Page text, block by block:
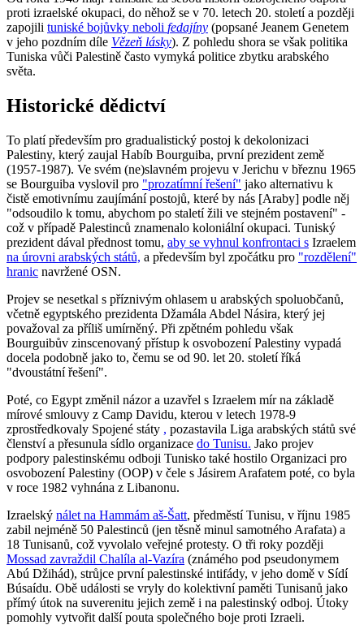
proti izraelské okupaci, do něhož se v 70. letech 20. století a později
zapojili tuniské bojůvky neboli fedajíny (popsané Jeanem Genetem
v jeho pozdním díle Vězeň lásky). Z pohledu shora se však politika
Tuniska vůči Palestině často vymyká politice zbytku arabského
světa.
Historické dědictví
To platí především pro gradualistický postoj k dekolonizaci
Palestiny, který zaujal Habíb Bourguiba, první prezident země
(1957-1987). Ve svém (ne)slavném projevu v Jerichu v březnu 1965
se Bourguiba vyslovil pro "prozatímní řešení" jako alternativu k
čistě emotivnímu zaujímání postojů, které by nás [Araby] podle něj
"odsoudilo k tomu, abychom po staletí žili ve stejném postavení" -
což v případě Palestinců znamenalo koloniální okupaci. Tuniský
prezident dával přednost tomu, aby se vyhnul konfrontaci s Izraelem
na úrovni arabských států, a především byl zpočátku pro "rozdělení"
hranic navržené OSN.
Projev se nesetkal s příznivým ohlasem u arabských spoluobčanů,
včetně egyptského prezidenta Džamála Abdel Násira, který jej
považoval za příliš umírněný. Při zpětném pohledu však
Bourguibův zinscenovaný přístup k osvobození Palestiny vypadá
docela podobně jako to, čemu se od 90. let 20. století říká
"dvoustátní řešení".
Poté, co Egypt změnil názor a uzavřel s Izraelem mír na základě
mírové smlouvy z Camp Davidu, kterou v letech 1978-9
zprostředkovaly Spojené státy , pozastavila Liga arabských států své
členství a přesunula sídlo organizace do Tunisu. Jako projev
podpory palestinskému odboji Tunisko také hostilo Organizaci pro
osvobození Palestiny (OOP) v čele s Jásirem Arafatem poté, co byla
v roce 1982 vyhnána z Libanonu.
Izraelský nálet na Hammám aš-Šatt, předměstí Tunisu, v říjnu 1985
zabil nejméně 50 Palestinců (jen těsně minul samotného Arafata) a
18 Tunisanů, což vyvolalo veřejné protesty. O tři roky později
Mossad zavraždil Chalíla al-Vazíra (známého pod pseudonymem
Abú Džihád), strůjce první palestinské intifády, v jeho domě v Sídí
Búsaídu. Obě události se vryly do kolektivní paměti Tunisanů jako
přímý útok na suverenitu jejich země i na palestinský odboj. Útoky
pomohly vytvořit další pouta společného boje proti Izraeli.